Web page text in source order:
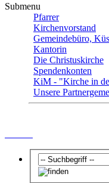
Submenu
Pfarrer
Kirchenvorstand
Gemeindebüro,
Kantorin
Die Christuskirche
Spendenkonten
KiM - "Kirche in
Unsere